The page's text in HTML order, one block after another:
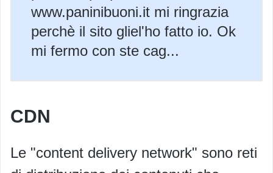
www.paninibuoni.it mi ringrazia
perchè il sito gliel'ho fatto io. Ok
mi fermo con ste cag...
CDN
Le "content delivery network" sono reti